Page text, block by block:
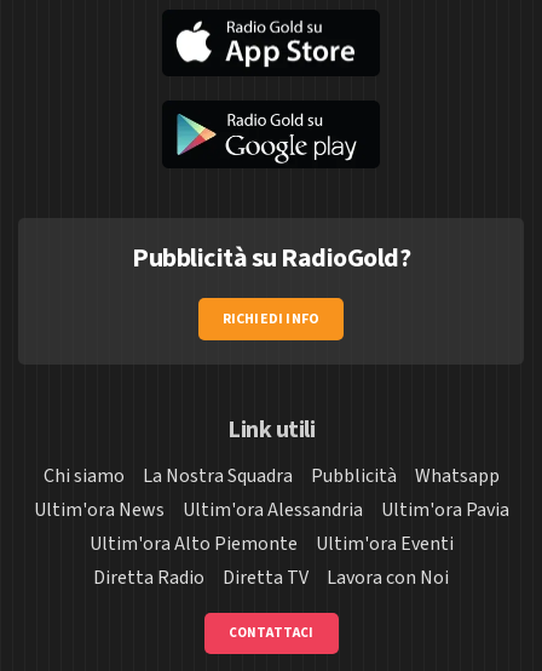
Pubblicità su RadioGold?
RICHIEDI INFO
Link utili
Chi siamo La Nostra Squadra Pubblicità
Whatsapp
Ultim'ora News
Ultim'ora Alessandria
Ultim'ora Pavia
Ultim'ora Alto Piemonte
Ultim'ora Eventi
Diretta Radio
Diretta TV Lavora con Noi
CONTATTACI